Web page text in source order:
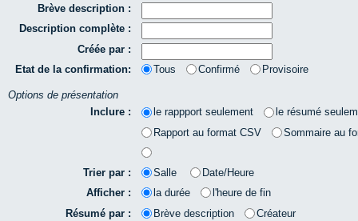
Brève description :
Description complète :
Créée par :
Etat de la confirmation:
Tous Confirmé Provisoire
Options de présentation
Inclure :
le rappport seulement
le résumé
Rapport au format CSV
Sommaire au
Trier par : Salle
Date/Heure
Afficher :
la durée
l'heure de fin
Résumé par :
Brève description Créateur